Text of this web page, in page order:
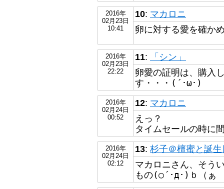
2016年
02月23日
10:41
10: マカロニ
卵に対する愛を確か
2016年
02月23日
22:22
11: 「シン」
卵愛の証明は、購入
す・・・(´･ω･)
2016年
02月24日
00:52
12: マカロニ
えっ？
タイムセールの時に
2016年
02月24日
02:12
13: 杉子＠檀蜜と誕
マカロニさん、そう
もの(○´･д･)ｂ（ぁ